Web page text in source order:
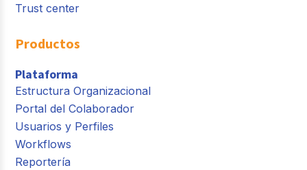
Trust center
Productos
Plataforma
Estructura Organizacional
Portal del Colaborador
Usuarios y Perfiles
Workflows
Reportería